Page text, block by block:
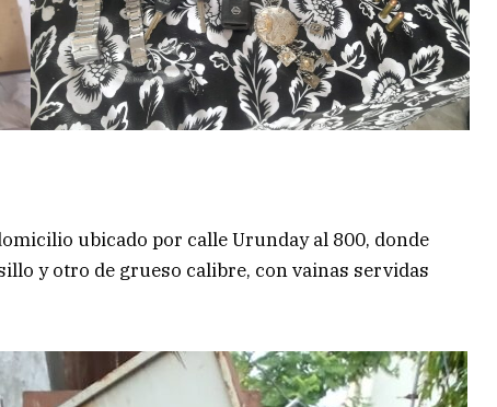
ubicado por calle Urunday al 800, donde
y otro de grueso calibre, con vainas servidas